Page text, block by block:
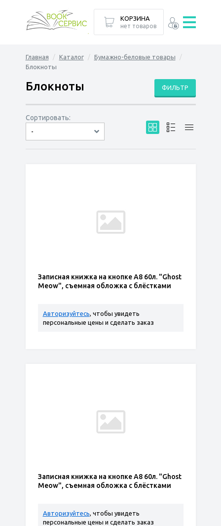
Главная Каталог
Бумажно-беловые товары
Блокноты
ФИЛЬТР
Блокноты
Сортировать:
-
по дате
по популярности
сначала дешёвые
сначала дорогие
Записная книжка на кнопке А8 60л. "Ghost
Meow", съемная обложка с блёстками
Авторизуйтесь, чтобы увидеть
персональные цены и сделать заказ
Записная книжка на кнопке А8 60л. "Ghost
Meow", съемная обложка с блёстками
Авторизуйтесь, чтобы увидеть
персональные цены и сделать заказ
КОРЗИНА
нет товаров